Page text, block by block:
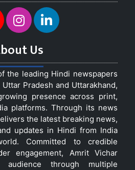
Us
the leading Hindi newspapers
Pradesh and Uttarakhand,
presence across print,
platforms. Through its news
the latest breaking news,
updates in Hindi from India
Committed to credible
engagement, Amrit Vichar
through multiple